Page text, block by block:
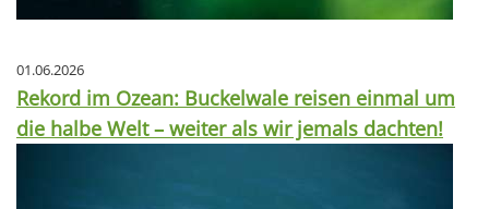
01.06.2026
Rekord im Ozean: Buckelwale reisen einmal um
die halbe Welt – weiter als wir jemals dachten!